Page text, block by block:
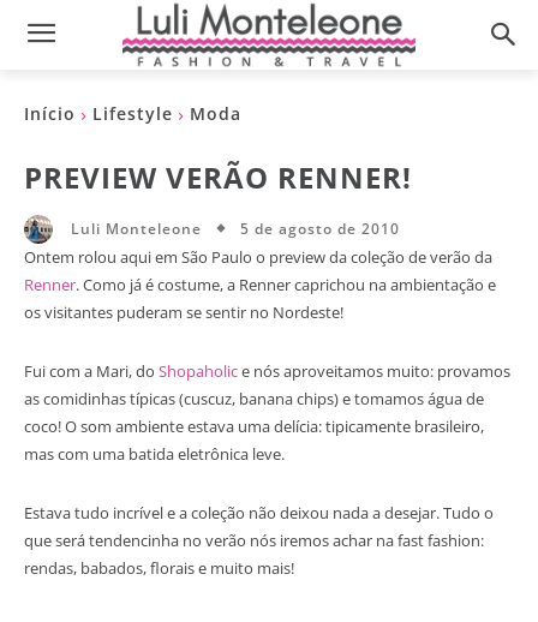
Início Lifestyle Moda
PREVIEW VERÃO RENNER!
Luli Monteleone 5 de agosto de 2010
Ontem rolou aqui em São Paulo o preview da coleção de verão da
Renner. Como já é costume, a Renner caprichou na ambientação e
os visitantes puderam se sentir no Nordeste!
Fui com a Mari, do Shopaholice nós aproveitamos muito: provamos
as comidinhas típicas (cuscuz, banana chips) e tomamos água de
coco! O som ambiente estava uma delícia: tipicamente brasileiro,
mas com uma batida eletrônica leve.
Estava tudo incrível e a coleção não deixou nada a desejar. Tudo o
que será tendencinha no verão nós iremos achar na fast fashion:
rendas, babados, florais e muito mais!